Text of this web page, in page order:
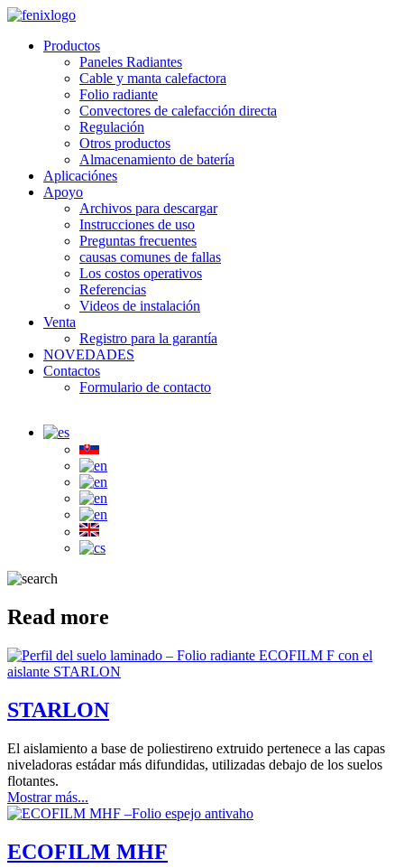
Skip to main content
Productos
Paneles Radiantes
Cable y manta calefactora
Folio radiante
Convectores de calefacción directa
Regulación
Otros productos
Almacenamiento de batería
Aplicaciónes
Apoyo
Archivos para descargar
Instrucciones de uso
Preguntas frecuentes
causas comunes de fallas
Los costos operativos
Referencias
Videos de instalación
Venta
Registro para la garantía
NOVEDADES
Contactos
Formulario de contacto
Read more
STARLON
El aislamiento a base de poliestireno extruido pertenece a las capas
niveladoras estádar más difundidas, utilizadas debajo de los suelos
flotantes.
Mostrar más...
ECOFILM MHF